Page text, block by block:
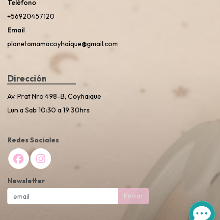
Teléfono
+56920457120
Email
planetamamacoyhaique@gmail.com
Dirección
Av. Prat Nro 498-B, Coyhaique
Lun a Sab 10:30 a 19:30hrs
Redes Sociales
Newsletter
Enviar